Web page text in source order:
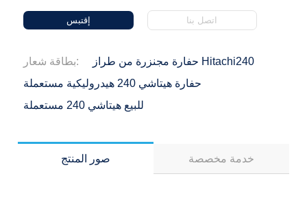
إقتبس اتصل بنا
بطاقة شعار:
حفارة مجنزرة من طراز Hitachi240
حفارة هيتاشي 240 هيدروليكية مستعملة
للبيع هيتاشي 240 مستعملة
صور المنتج خدمة مخصصة